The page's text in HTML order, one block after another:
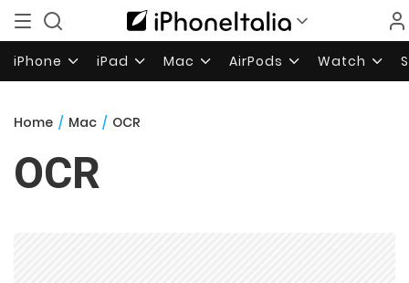
iPhone iPad Mac AirPods Watch
Home / Mac / OCR
OCR